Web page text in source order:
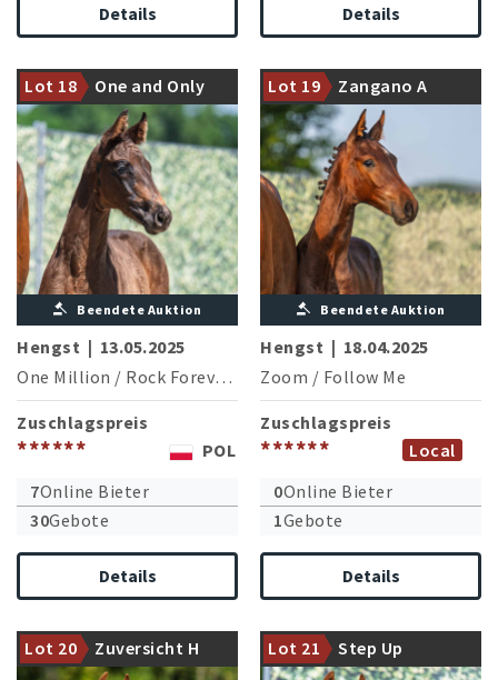
Details Details
Lot 18 One and Only
One Million der
Finalteilnehmer der WM der
jungen Dressurpferde mit
einem qualitätvollen Sohn
Beendete Auktion
Hengst | 13.05.2025
One Million / Rock Forever I
Zuschlagspreis
******
POL
7Online Bieter
30Gebote
Details
Lot 19 Zangano A
Mutterstamm des Grand Prix
erfolgreichen Fürst
Khevenhüller
(H.Langehanenberg/GER)
Beendete Auktion
Hengst | 18.04.2025
Zoom / Follow Me
Zuschlagspreis
******
Local
0Online Bieter
1Gebote
Details
Lot 20 Zuversicht H
Landgestüt Warendorf durch
und durch: Zoom x Sir
Heinrich
Lot 21 Step Up
Der HLP Sieger Security
glänzt mit einem talentierten
Sohn